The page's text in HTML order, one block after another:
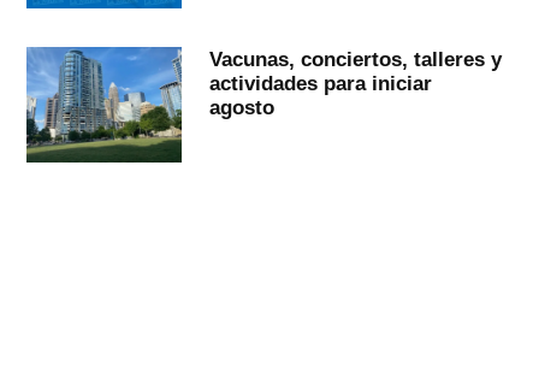
Vacunas, conciertos, talleres y
actividades para iniciar
agosto